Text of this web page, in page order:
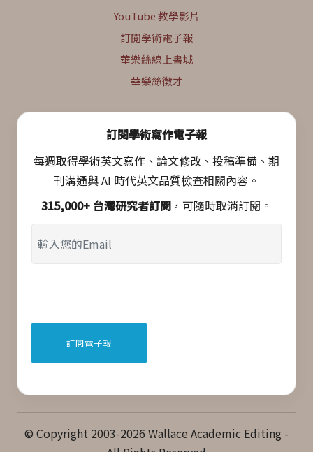
YouTube 教學影片
訂閱學術電子報
華樂絲線上書城
華樂絲徵才
訂閱學術寫作電子報
每週取得學術英文寫作、論文修改、投稿準備、期
刊溝通與 AI 時代英文品質檢查相關內容。
315,000+ 台灣研究者訂閱 ，可隨時取消訂閱。
© Copyright 2003-2026 Wallace Academic Editing -